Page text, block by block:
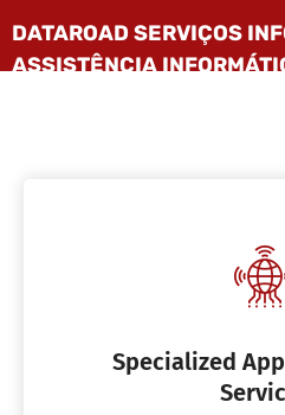
Specialized